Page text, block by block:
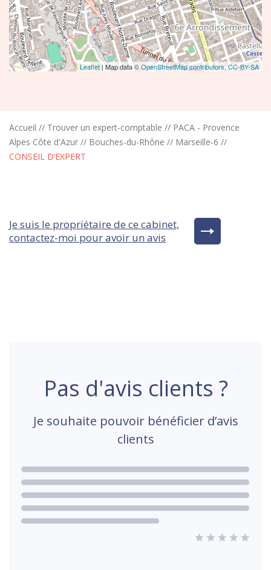
Leaflet| Map data ©OpenStreetMap contributors,CC-BY-SA
Accueil // Trouver un expert-comptable // PACA - Provence
Alpes Côte d'Azur // Bouches-du-Rhône // Marseille-6 //
CONSEIL D’EXPERT
Je suis le propriétaire de ce cabinet,
contactez-moi pour avoir un avis
Pas d'avis clients ?
Je souhaite pouvoir bénéficier d’avis
clients